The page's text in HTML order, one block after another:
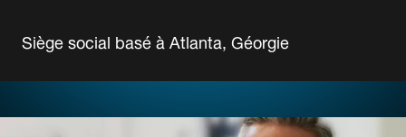
Siège social basé à Atlanta, Géorgie